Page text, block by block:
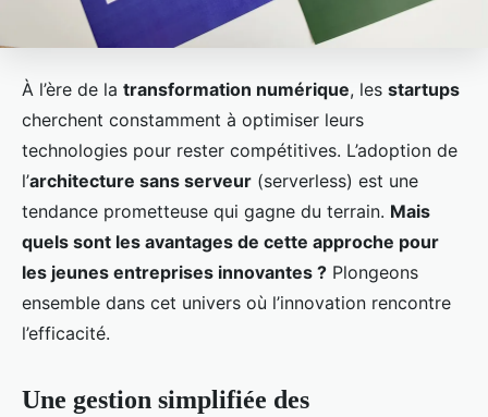
À l’ère de la transformation numérique, les startups
cherchent constamment à optimiser leurs
technologies pour rester compétitives. L’adoption de
l’architecture sans serveur (serverless) est une
tendance prometteuse qui gagne du terrain. Mais
quels sont les avantages de cette approche pour
les jeunes entreprises innovantes ? Plongeons
ensemble dans cet univers où l’innovation rencontre
l’efficacité.
Une gestion simplifiée des